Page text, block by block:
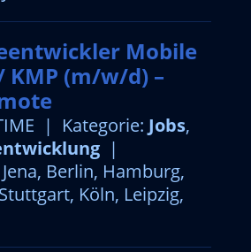
Mobile
KMP (m/w/d) –
| Kategorie: Jobs,
|
Berlin, Hamburg,
Köln, Leipzig,